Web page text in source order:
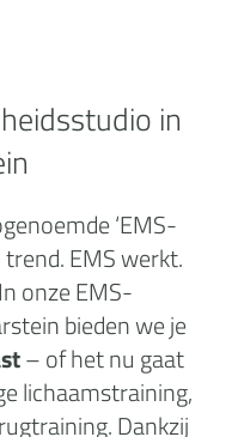
in
‘EMS-
EMS werkt.
onze EMS-
bieden we je
– of het nu gaat
lichaamstraining,
Dankzij